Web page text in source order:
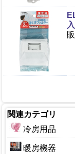
関連カテゴリ
冷房用品
扇風機暖房機器